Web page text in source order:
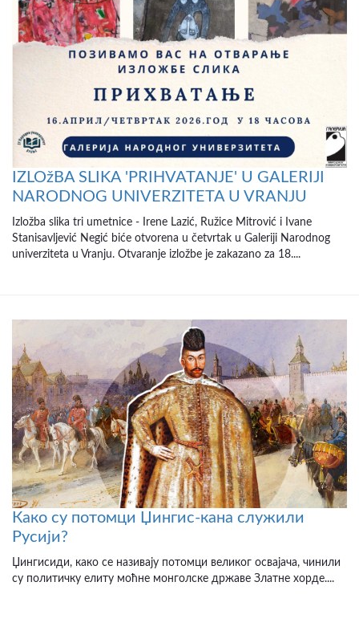
IZLOžBA SLIKA 'PRIHVATANJE' U GALERIJI
NARODNOG UNIVERZITETA U VRANJU
Izložba slika tri umetnice - Irene Lazić, Ružice Mitrović i Ivane
Stanisavljević Negić biće otvorena u četvrtak u Galeriji Narodnog
univerziteta u Vranju. Otvaranje izložbe je zakazano za 18....
Како су потомци Џингис-кана служили
Русији?
Џингисиди, како се називају потомци великог освајача, чинили
су политичку елиту моћне монголске државе Златне хорде....